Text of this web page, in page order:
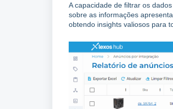
A capacidade de filtrar os
sobre as informações
obtendo insights valiosos para